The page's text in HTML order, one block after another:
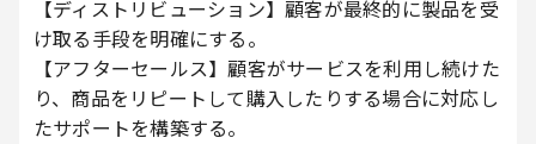
【ディストリビューション】顧客が最終的に製品を受
け取る手段を明確にする。
【アフターセールス】顧客がサービスを利用し続けた
り、商品をリピートして購入したりする場合に対応し
たサポートを構築する。